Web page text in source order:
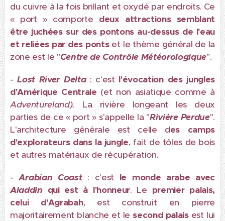
du cuivre à la fois brillant et oxydé par endroits. Ce
« port » comporte deux attractions semblant
être juchées sur des pontons au-dessus de l'eau
et reliées par des pontset le thème général de la
zone est le "Centre de Contrôle Météorologique".
-Lost River Delta : c'estl'évocation des jungles
d'Amérique Centrale (et non asiatique comme à
Adventureland). La rivière longeant les deux
parties de ce « port » s'appelle la "Rivière Perdue".
L'architecture générale est celle des camps
d'explorateurs dans la jungle, fait de tôles de bois
et autres matériaux de récupération.
-Arabian Coast : c'est le monde arabe avec
Aladdin qui est à l'honneur. Le premier palais,
celui d'Agrabah, est construit en pierre
majoritairement blanche et lesecond palais est lui